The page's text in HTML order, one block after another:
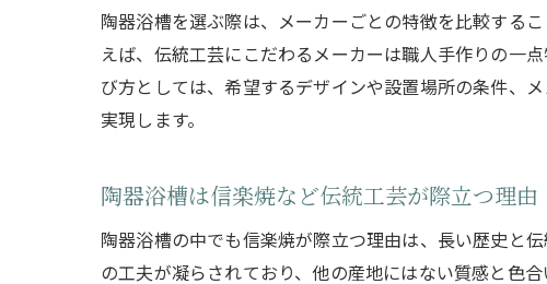
陶器浴槽を選ぶ際は、メーカーごとの特徴を比較する
えば、伝統工芸にこだわるメーカーは職人手作りの一
び方としては、希望するデザインや設置場所の条件、
実現します。
陶器浴槽は信楽焼など伝統工芸が際立つ理由
陶器浴槽の中でも信楽焼が際立つ理由は、長い歴史と
の工夫が凝らされており、他の産地にはない質感と色